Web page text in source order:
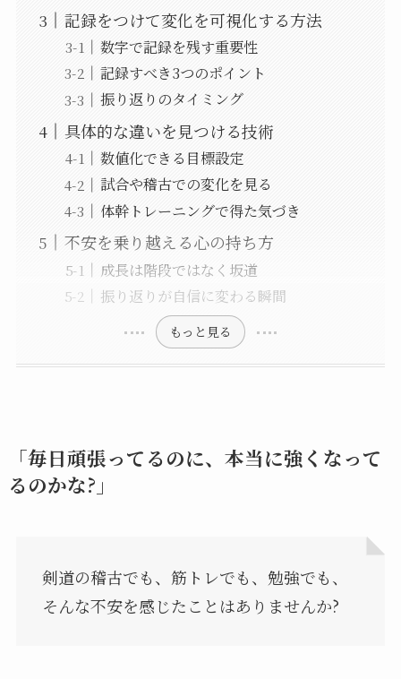
記録をつけて変化を可視化する方法
数字で記録を残す重要性
記録すべき3つのポイント
振り返りのタイミング
具体的な違いを見つける技術
数値化できる目標設定
試合や稽古での変化を見る
体幹トレーニングで得た気づき
不安を乗り越える心の持ち方
成長は階段ではなく坂道
振り返りが自信に変わる瞬間
もっと見る
「毎日頑張ってるのに、本当に強くなって
るのかな?」
剣道の稽古でも、筋トレでも、勉強でも、
そんな不安を感じたことはありませんか?